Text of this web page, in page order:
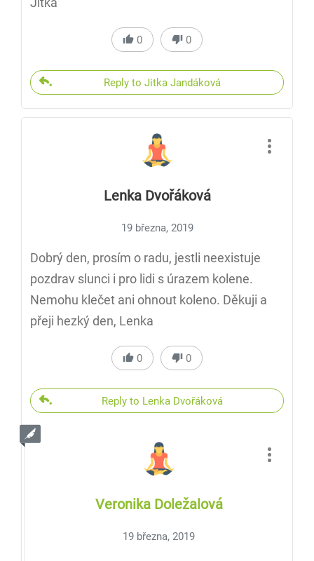
0 0
Reply to Jitka Jandáková
Lenka Dvořáková
19 března, 2019
Dobrý den, prosím o radu, jestli neexistuje
pozdrav slunci i pro lidi s úrazem kolene.
Nemohu klečet ani ohnout koleno. Děkuji a
přeji hezký den, Lenka
0 0
Reply to Lenka Dvořáková
Veronika Doležalová
19 března, 2019